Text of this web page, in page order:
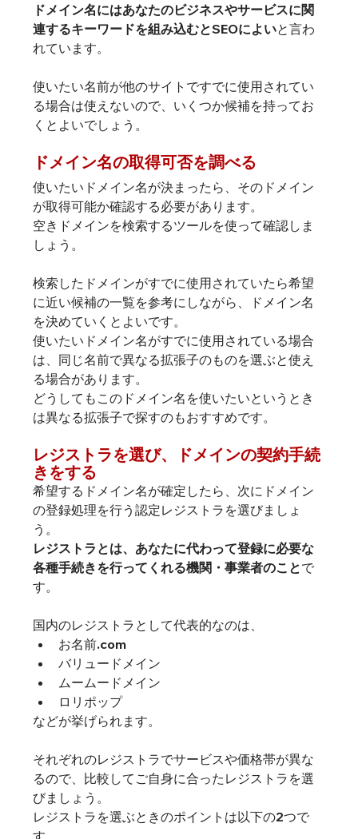
ドメイン名にはあなたのビジネスやサービスに関
連するキーワードを組み込むとSEOによいと言わ
れています。
使いたい名前が他のサイトですでに使用されてい
る場合は使えないので、いくつか候補を持ってお
くとよいでしょう。
ドメイン名の取得可否を調べる
使いたいドメイン名が決まったら、そのドメイン
空きドメインを検索するツールを使って確認しま
しょう。
検索したドメインがすでに使用されていたら希望
に近い候補の一覧を参考にしながら、ドメイン名
を決めていくとよいです。
使いたいドメイン名がすでに使用されている場合
は、同じ名前で異なる拡張子のものを選ぶと使え
る場合があります。
どうしてもこのドメイン名を使いたいというとき
は異なる拡張子で探すのもおすすめです。
レジストラを選び、ドメインの契約手続
きをする
希望するドメイン名が確定したら、次にドメイン
の登録処理を行う 認定レジストラ を選びましょ
レジストラとは、あなたに代わって登録に必要な
各種手続きを行ってくれる機関・事業者のことで
す。
国内のレジストラとして代表的なのは、
お名前.com
バリュードメイン
ムームードメイン
ロリポップ
などが挙げられます。
それぞれのレジストラでサービスや価格帯が異な
るので、比較してご自身に合ったレジストラを選
びましょう。
レジストラを選ぶときのポイントは以下の2つで
す。